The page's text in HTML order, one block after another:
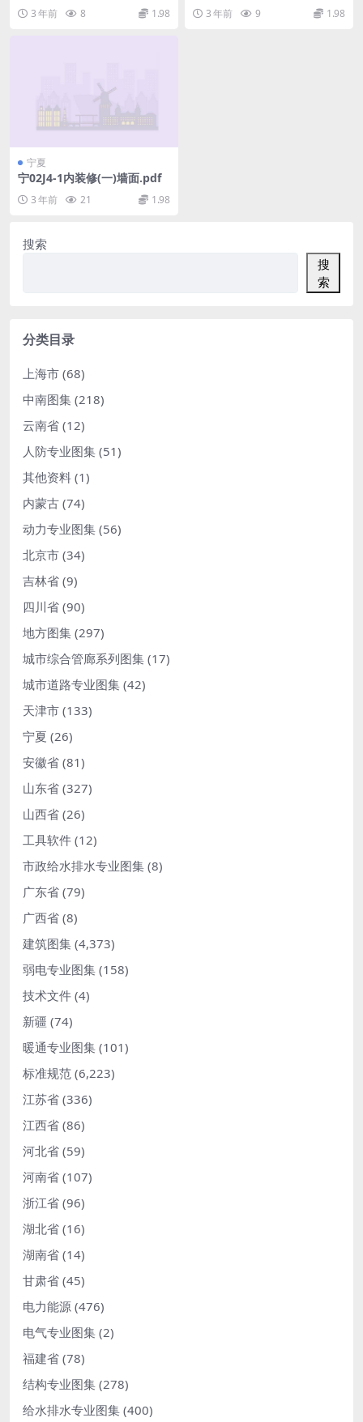
3 年前 8 1.98 3 年前 9 1.98
宁夏
宁02J4-1内装修(一)墙面.pdf
3 年前 21 1.98
搜索
搜
索
分类目录
上海市 (68)
中南图集 (218)
云南省 (12)
人防专业图集 (51)
其他资料 (1)
内蒙古 (74)
动力专业图集 (56)
北京市 (34)
吉林省 (9)
四川省 (90)
地方图集 (297)
城市综合管廊系列图集 (17)
城市道路专业图集 (42)
天津市 (133)
宁夏 (26)
安徽省 (81)
山东省 (327)
山西省 (26)
工具软件 (12)
市政给水排水专业图集 (8)
广东省 (79)
广西省 (8)
建筑图集 (4,373)
弱电专业图集 (158)
技术文件 (4)
新疆 (74)
暖通专业图集 (101)
标准规范 (6,223)
江苏省 (336)
江西省 (86)
河北省 (59)
河南省 (107)
浙江省 (96)
湖北省 (16)
湖南省 (14)
甘肃省 (45)
电力能源 (476)
电气专业图集 (2)
福建省 (78)
结构专业图集 (278)
给水排水专业图集 (400)